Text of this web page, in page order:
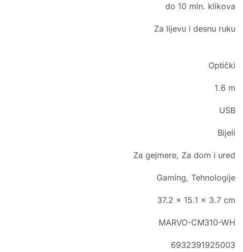
do 10 mln. klikova
Za lijevu i desnu ruku
Optički
1.6 m
USB
Bijeli
Za gejmere, Za dom i ured
Gaming, Tehnologije
37.2 x 15.1 x 3.7 cm
MARVO-CM310-WH
6932391925003